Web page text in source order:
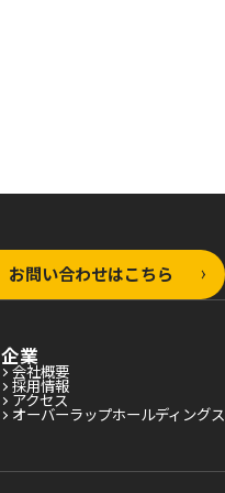
お問い合わせはこちら
企業
会社概要
採用情報
アクセス
オーバーラップホールディングス